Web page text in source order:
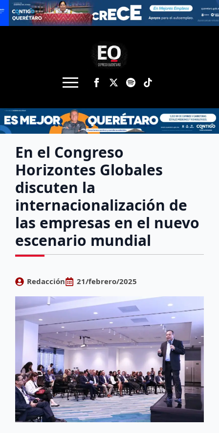
En el Congreso
Horizontes Globales
discuten la
internacionalización de
las empresas en el nuevo
escenario mundial
Redacción 21/febrero/2025